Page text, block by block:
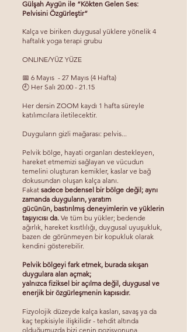
Gülşah Aygün ile “Kökten Gelen Ses:
Pelvisini Özgürleştir”
Kalça ve biriken duygusal yüklere yönelik 4
haftalık yoga terapi grubu
ONLINE/YÜZ YÜZE
📅 6 Mayıs - 27 Mayıs (4 Hafta)
🕘 Her Salı 20.00 - 21.15
Her dersin ZOOM kaydı 1 hafta süreyle
katılımcılara iletilecektir.
Duyguların gizli mağarası: pelvis...
Pelvik bölge, hayati organları destekleyen,
hareket etmemizi sağlayan ve vücudun
temelini oluşturan kemikler, kaslar ve bağ
dokusundan oluşan kalça alanı.
Fakat sadece bedensel bir bölge değil; aynı
zamanda duyguların, yaratım
gücünün, bastırılmış deneyimlerin ve yüklerin
taşıyıcısı da. Ve tüm bu yükler; bedende
ağırlık, hareket kısıtlılığı, duygusal uyuşukluk,
bazen de görünmeyen bir kopukluk olarak
kendini gösterebilir.
Pelvik bölgeyi fark etmek, burada sıkışan
duygulara alan açmak;
yalnızca fiziksel bir açılma değil, duygusal ve
enerjik bir özgürleşmenin kapısıdır.
Fizyolojik düzeyde kalça kasları, savaş ya da
kaç tepkisiyle ilişkilidir - tehdit altında
olduğumuzda bizi cenin pozisyonuna